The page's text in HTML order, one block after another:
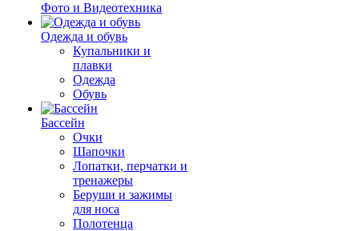
Фото и Видеотехника
Одежда и обувь
Купальники и
плавки
Одежда
Обувь
Бассейн
Очки
Шапочки
Лопатки, перчатки и
тренажеры
Беруши и зажимы
для носа
Полотенца